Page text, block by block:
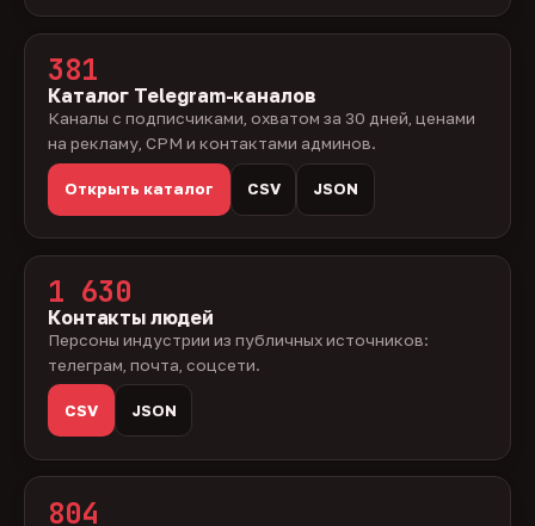
381
Каталог Telegram-каналов
Каналы с подписчиками, охватом за 30 дней, ценами
на рекламу, CPM и контактами админов.
Открыть каталог CSV JSON
1 630
Контакты людей
Персоны индустрии из публичных источников:
телеграм, почта, соцсети.
CSV JSON
804